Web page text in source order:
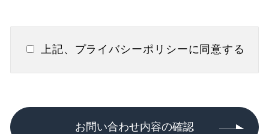
取得した個人情報は、次の目的で利用いたしま
上記、プライバシーポリシーに同意する
お問い合わせ内容の確認